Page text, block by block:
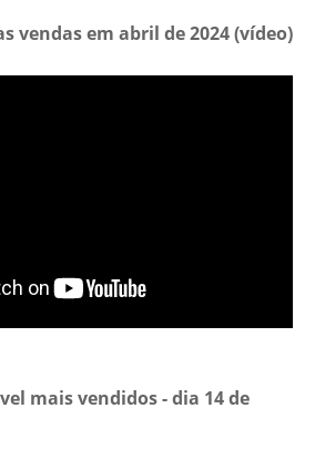
vendas em abril de 2024 (vídeo)
mais vendidos - dia 14 de